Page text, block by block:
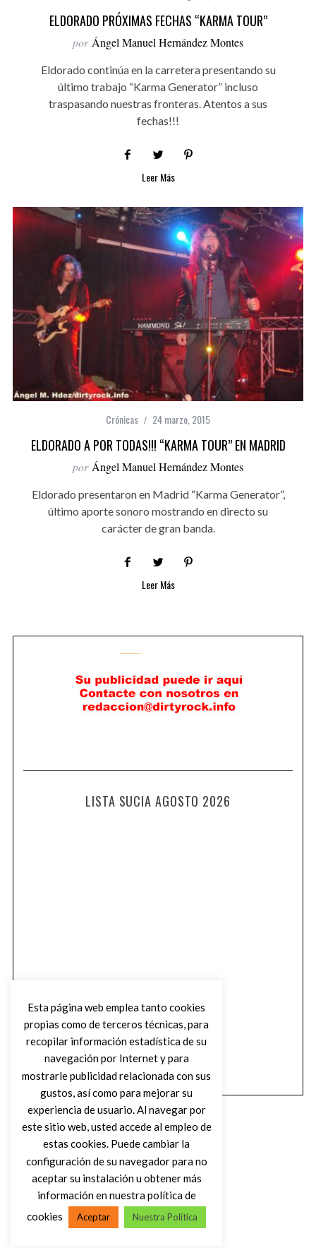
ELDORADO PRÓXIMAS FECHAS “KARMA TOUR”
por Ángel Manuel Hernández Montes
Eldorado continúa en la carretera presentando su
último trabajo “Karma Generator” incluso
traspasando nuestras fronteras. Atentos a sus
fechas!!!
Leer Más
Crónicas 24 marzo, 2015
ELDORADO A POR TODAS!!! “KARMA TOUR” EN MADRID
por Ángel Manuel Hernández Montes
Eldorado presentaron en Madrid “Karma Generator”,
último aporte sonoro mostrando en directo su
carácter de gran banda.
Leer Más
LISTA SUCIA AGOSTO 2026
VOLVER AL INICIO
Esta página web emplea tanto cookies
propias como de terceros técnicas, para
recopilar información estadística de su
navegación por Internet y para
mostrarle publicidad relacionada con sus
gustos, así como para mejorar su
experiencia de usuario. Al navegar por
este sitio web, usted accede al empleo de
estas cookies. Puede cambiar la
configuración de su navegador para no
aceptar su instalación u obtener más
información en nuestra política de
cookies
Aceptar Nuestra Política